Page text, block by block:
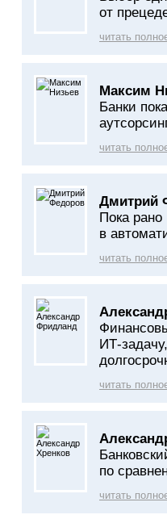
от
читать
Максим
Банки
читать
Дмитрий
Пока рано
в
читать
ИТ-
читать
по
читать